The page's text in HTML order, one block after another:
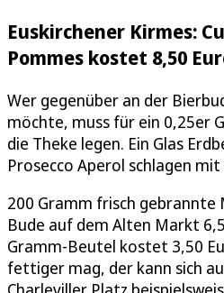
Euskirchener Kirmes:
Pommes kostet 8,50
Wer gegenüber an der
möchte, muss für ein 0,25er
die Theke legen. Ein Glas
Prosecco Aperol schlagen
200 Gramm frisch gebrannte
Bude auf dem Alten Markt
Gramm-Beutel kostet 3,50
fettiger mag, der kann sich